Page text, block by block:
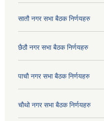
सातौ नगर सभा बैठक निर्णयहरु
छैठौ नगर सभा बैठक निर्णयहरु
पाचौ नगर सभा बैठक निर्णयहरु
चौथो नगर सभा बैठक निर्णयहरु